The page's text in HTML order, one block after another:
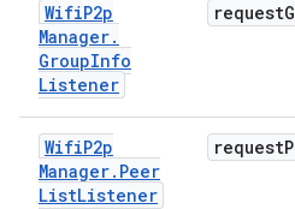
WifiP2p
Manager.
GroupInfo
Listener
request
WifiP2p
Manager. Peer
ListListener
request